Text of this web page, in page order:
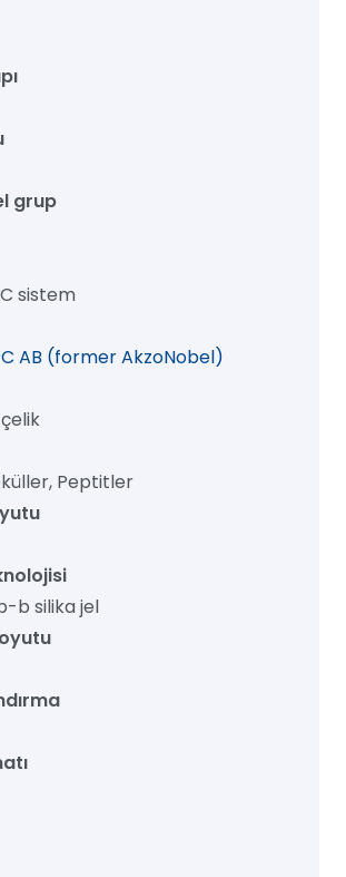
grup
sistem
AB (former AkzoNobel)
Peptitler
b silika jel